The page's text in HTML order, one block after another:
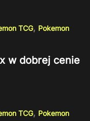
TCG, Pokemon
w dobrej cenie
TCG, Pokemon